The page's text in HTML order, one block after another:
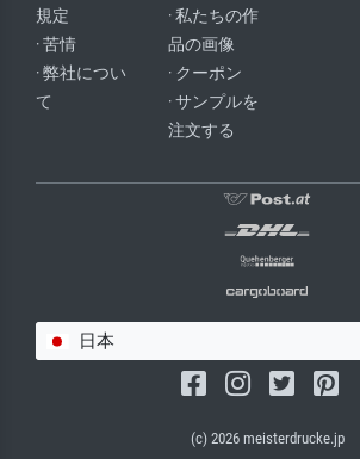
規定
· 苦情
· 弊社につい
て
· 私たちの作
品の画像
· クーポン
· サンプルを
注文する
日本
(c) 2026 meisterdrucke.jp